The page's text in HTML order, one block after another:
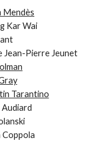
Mendès
Kar Wai
Jean-Pierre Jeunet
Tarantino
Audiard
Coppola